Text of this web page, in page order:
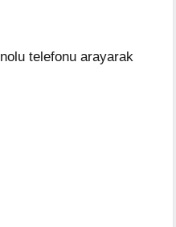
nolu telefonu arayarak